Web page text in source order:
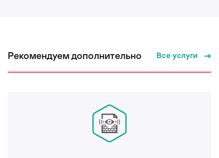
Рекомендуем дополнительно Все услуги